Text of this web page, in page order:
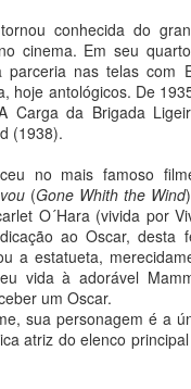
conhecida do
cinema. Em seu
parceria nas telas com
hoje antológicos. De
Carga da Brigada
(1938).
no mais famoso
(Gone Whith the Wind
O´Hara (vivida por
ao Oscar, desta
a estatueta,
vida à adorável
um Oscar.
sua personagem é a
atriz do elenco